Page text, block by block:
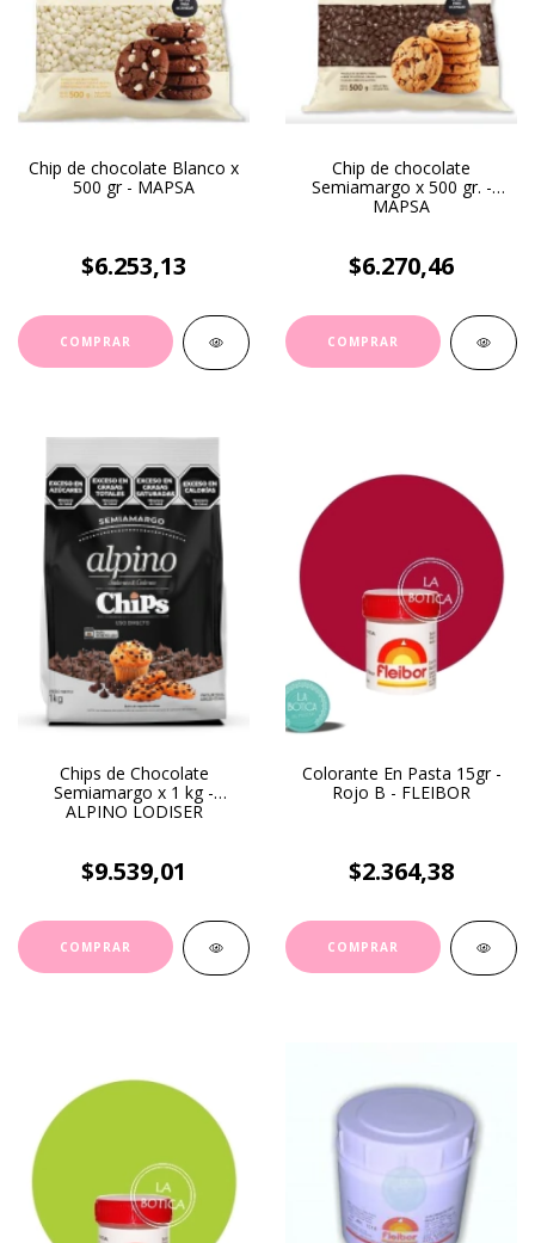
Chip de chocolate Blanco x
500 gr - MAPSA
$6.253,13
Chip de chocolate
Semiamargo x 500 gr. -
MAPSA
$6.270,46
Chips de Chocolate
Semiamargo x 1 kg -
ALPINO LODISER
$9.539,01
Colorante En Pasta 15gr -
Rojo B - FLEIBOR
$2.364,38